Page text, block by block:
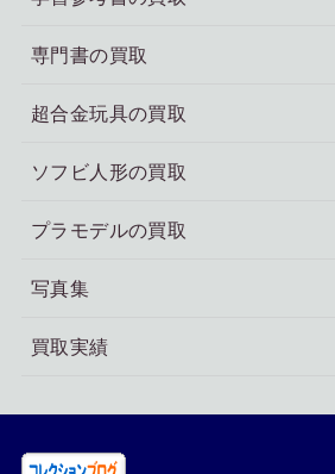
専門書の買取
超合金玩具の買取
ソフビ人形の買取
プラモデルの買取
写真集
買取実績